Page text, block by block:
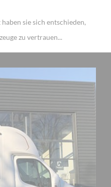
sie sich entschieden,
zu vertrauen...